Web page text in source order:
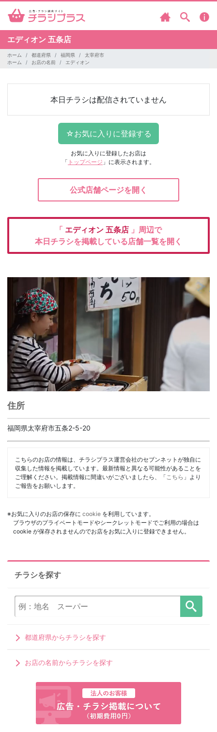
エディオン 五条店
ホーム 都道府県 福岡県
太宰府市
ホーム
お店の名前 エディオン
本日チラシは配信されていません
お気に入りに登録したお店は
「 トップページ 」に表示されます。
公式店舗ページを開く
「 エディオン 五条店 」周辺で
本日チラシを掲載している店舗一覧を開く
住所
福岡県太宰府市五条2-5-20
こちらのお店の情報は、チラシプラス運営会社のセブンネットが独自に
収集した情報を掲載しています。最新情報と異なる可能性があることを
ご理解ください。掲載情報に間違いがございましたら、「 こちら 」より
ご報告をお願いします。
※お気に入りのお店の保存に cookie を利用しています。
ブラウザのプライベートモードやシークレットモードでご利用の場合は
cookie が保存されませんのでお店をお気に入りに登録できません。
チラシを探す
都道府県からチラシを探す
お店の名前からチラシを探す